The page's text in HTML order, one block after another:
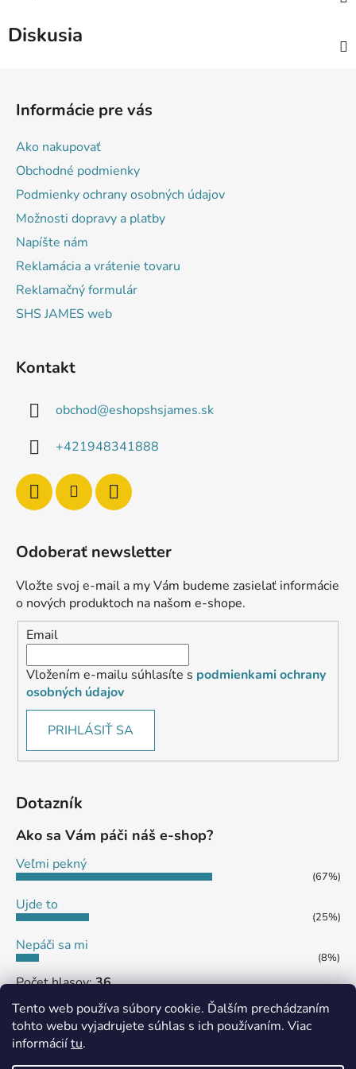
Tento web používa súbory cookie. Ďalším prechádzaním
tohto webu vyjadrujete súhlas s ich používaním. Viac
informáciítu.
Diskusia
Informácie pre vás
Ako nakupovať
Obchodné podmienky
Podmienky ochrany osobných údajov
Možnosti dopravy a platby
Napíšte nám
Reklamácia a vrátenie tovaru
Reklamačný formulár
SHS JAMES web
Kontakt
obchod@eshopshsjames.sk
+421948341888
Odoberať newsletter
Vložte svoj e-mail a my Vám budeme zasielať informácie
o nových produktoch na našom e-shope.
Email
Vložením e-mailu súhlasíte s podmienkami ochrany
osobných údajov
PRIHLÁSIŤ SA
Dotazník
Ako sa Vám páči náš e-shop?
Veľmi pekný
(67%)
Ujde to
(25%)
Nepáči sa mi
(8%)
Počet hlasov:36
MôjPrvýEshop.sk Shoptet.sk